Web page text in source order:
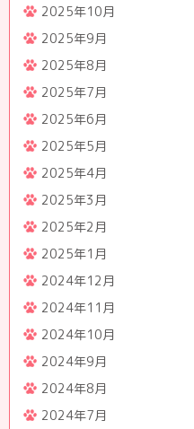
2025年10月
2025年9月
2025年8月
2025年7月
2025年6月
2025年5月
2025年4月
2025年3月
2025年2月
2025年1月
2024年12月
2024年11月
2024年10月
2024年9月
2024年8月
2024年7月